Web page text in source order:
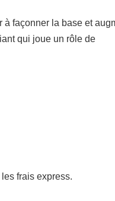
à façonner la base et
qui joue un rôle de
frais express.